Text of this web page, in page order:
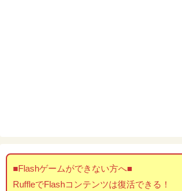
■Flashゲームができない方へ■
RuffleでFlashコンテンツは復活できる！